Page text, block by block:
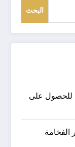
البحث
للحصول على
الفخامة